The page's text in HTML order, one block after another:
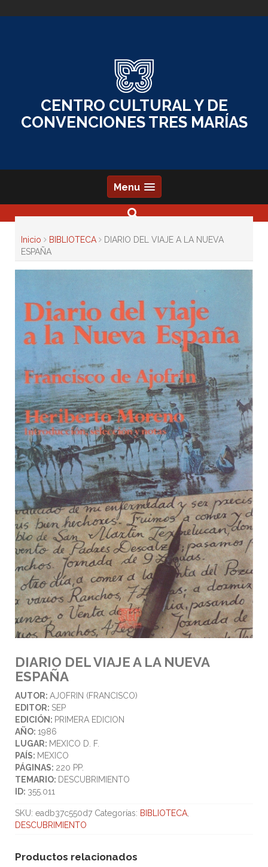
to
CENTRO CULTURAL Y DE
CONVENCIONES TRES MARÍAS
Menu
Inicio BIBLIOTECA
DIARIO DEL VIAJE A LA NUEVA
ESPAÑA
DIARIO DEL VIAJE A LA NUEVA
ESPAÑA
AUTOR: AJOFRIN (FRANCISCO)
EDITOR: SEP
EDICIÓN: PRIMERA EDICION
AÑO: 1986
LUGAR: MEXICO D. F.
PAÍS: MEXICO
PÁGINAS: 220 PP.
TEMARIO: DESCUBRIMIENTO
ID: 355.011
SKU: eadb37c550d7 Categorías: BIBLIOTECA,
DESCUBRIMIENTO
Productos relacionados